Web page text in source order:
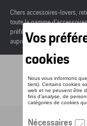
Chers accessoires-lovers,
toute la gamme
préférée sous forme de
auprès de votre